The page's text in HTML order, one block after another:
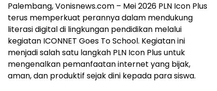
Palembang, Vonisnews.com – Mei 2026 PLN Icon Plus
terus memperkuat perannya dalam mendukung
literasi digital di lingkungan pendidikan melalui
kegiatan ICONNET Goes To School. Kegiatan ini
menjadi salah satu langkah PLN Icon Plus untuk
mengenalkan pemanfaatan internet yang bijak,
aman, dan produktif sejak dini kepada para siswa.